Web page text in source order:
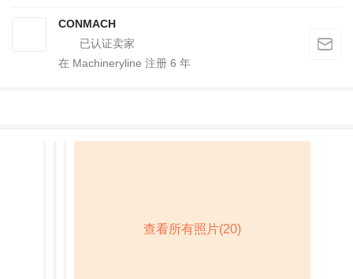
CONMACH
在 Machineryline 注册 6 年